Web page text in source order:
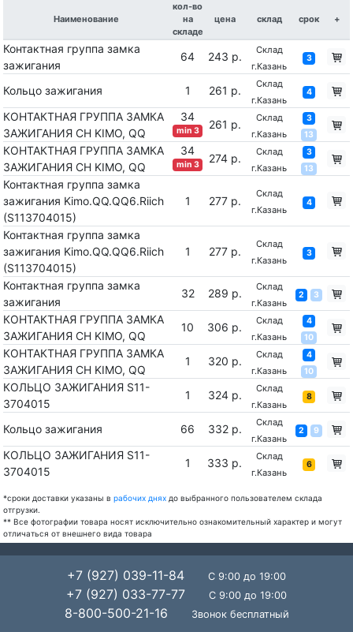
Наименование
кол-во
на
складе
цена склад срок +
Контактная группа замка
зажигания
64 243 р.
Склад
г.Казань
3
Кольцо зажигания 1 261 р.
Склад
г.Казань
4
КОНТАКТНАЯ ГРУППА ЗАМКА
ЗАЖИГАНИЯ CH KIMO, QQ
34
min 3 261 р.
Склад
г.Казань
3
13
КОНТАКТНАЯ ГРУППА ЗАМКА
ЗАЖИГАНИЯ CH KIMO, QQ
34
min 3 274 р.
Склад
г.Казань
3
13
Контактная группа замка
зажигания Kimo.QQ.QQ6.Riich
(S113704015)
1 277 р.
Склад
г.Казань
4
Контактная группа замка
зажигания Kimo.QQ.QQ6.Riich
(S113704015)
1 277 р.
Склад
г.Казань
3
Контактная группа замка
зажигания
32 289 р.
Склад
г.Казань
2 3
КОНТАКТНАЯ ГРУППА ЗАМКА
ЗАЖИГАНИЯ CH KIMO, QQ
10 306 р.
Склад
г.Казань
4
10
КОНТАКТНАЯ ГРУППА ЗАМКА
ЗАЖИГАНИЯ CH KIMO, QQ
1 320 р.
Склад
г.Казань
4
10
КОЛЬЦО ЗАЖИГАНИЯ S11-
3704015
1 324 р.
Склад
г.Казань
8
Кольцо зажигания 66 332 р.
Склад
г.Казань
2 9
КОЛЬЦО ЗАЖИГАНИЯ S11-
3704015
1 333 р.
Склад
г.Казань
6
*сроки доставки указаны в рабочих днях до выбранного пользователем склада
отгрузки.
** Все фотографии товара носят исключительно ознакомительный характер и могут
отличаться от внешнего вида товара
+7 (927) 039-11-84 С 9:00 до 19:00
+7 (927) 033-77-77 С 9:00 до 19:00
8-800-500-21-16 Звонок бесплатный